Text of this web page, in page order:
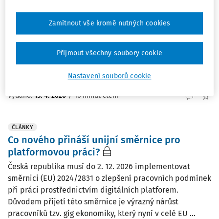
Ve druhém díle našeho seriálu o platformové práci jsme
se věnovali vyvratitelné právní domněnce
zaměstnaneckého statusu. Pro její posouzení je klíčové
zjistit, zda platforma pracovníka řídí a kontroluje. V praxi
přitom platformy tyto řídicí a kontrolní ...
JUDr. Kristýna Harník Menzelová
Vydáno: 15. 4. 2026 / 16 minut čtení
ČLÁNKY
Co nového přináší unijní směrnice pro
platformovou práci?
Česká republika musí do 2. 12. 2026 implementovat
směrnici (EU) 2024/2831 o zlepšení pracovních podmínek
při práci prostřednictvím digitálních platforem.
Důvodem přijetí této směrnice je výrazný nárůst
pracovníků tzv. gig ekonomiky, který nyní v celé EU ...
Nastavení souborů cookie
Zamítnout vše kromě nutných cookies
Přijmout všechny soubory cookie